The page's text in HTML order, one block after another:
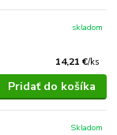
14,21 €/ks
skladom
Pridať do košíka
Skladom